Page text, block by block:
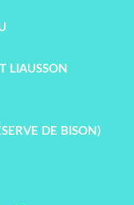
LIAUSSON
DE BISON)